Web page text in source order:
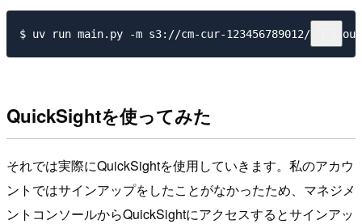
QuickSightを使ってみた
それでは実際にQuickSightを使用していきます。私のアカウ
ントではサインアップをしたことがなかったため、マネジメ
ントコンソールからQuickSightにアクセスするとサインアッ